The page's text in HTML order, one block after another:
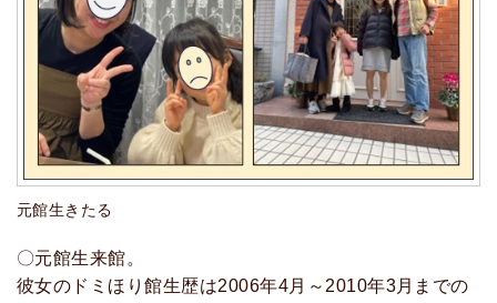
元館生きたる
〇元館生来館。
彼女のドミほり館生歴は2006年4月～2010年3月までの